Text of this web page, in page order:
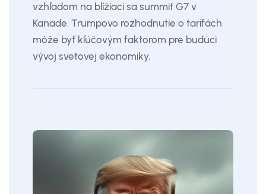
vzhľadom na blížiaci sa summit G7 v
Kanade. Trumpovo rozhodnutie o tarifách
môže byť kľúčovým faktorom pre budúci
vývoj svetovej ekonomiky.